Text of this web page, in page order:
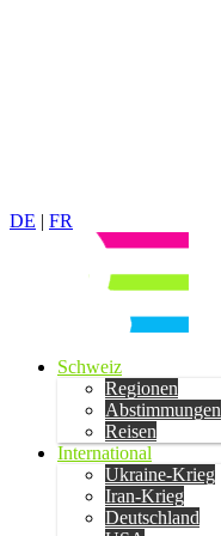
DE | FR
Schweiz
Regionen
Abstimmungen
Reisen
International
Ukraine-Krieg
Iran-Krieg
Deutschland